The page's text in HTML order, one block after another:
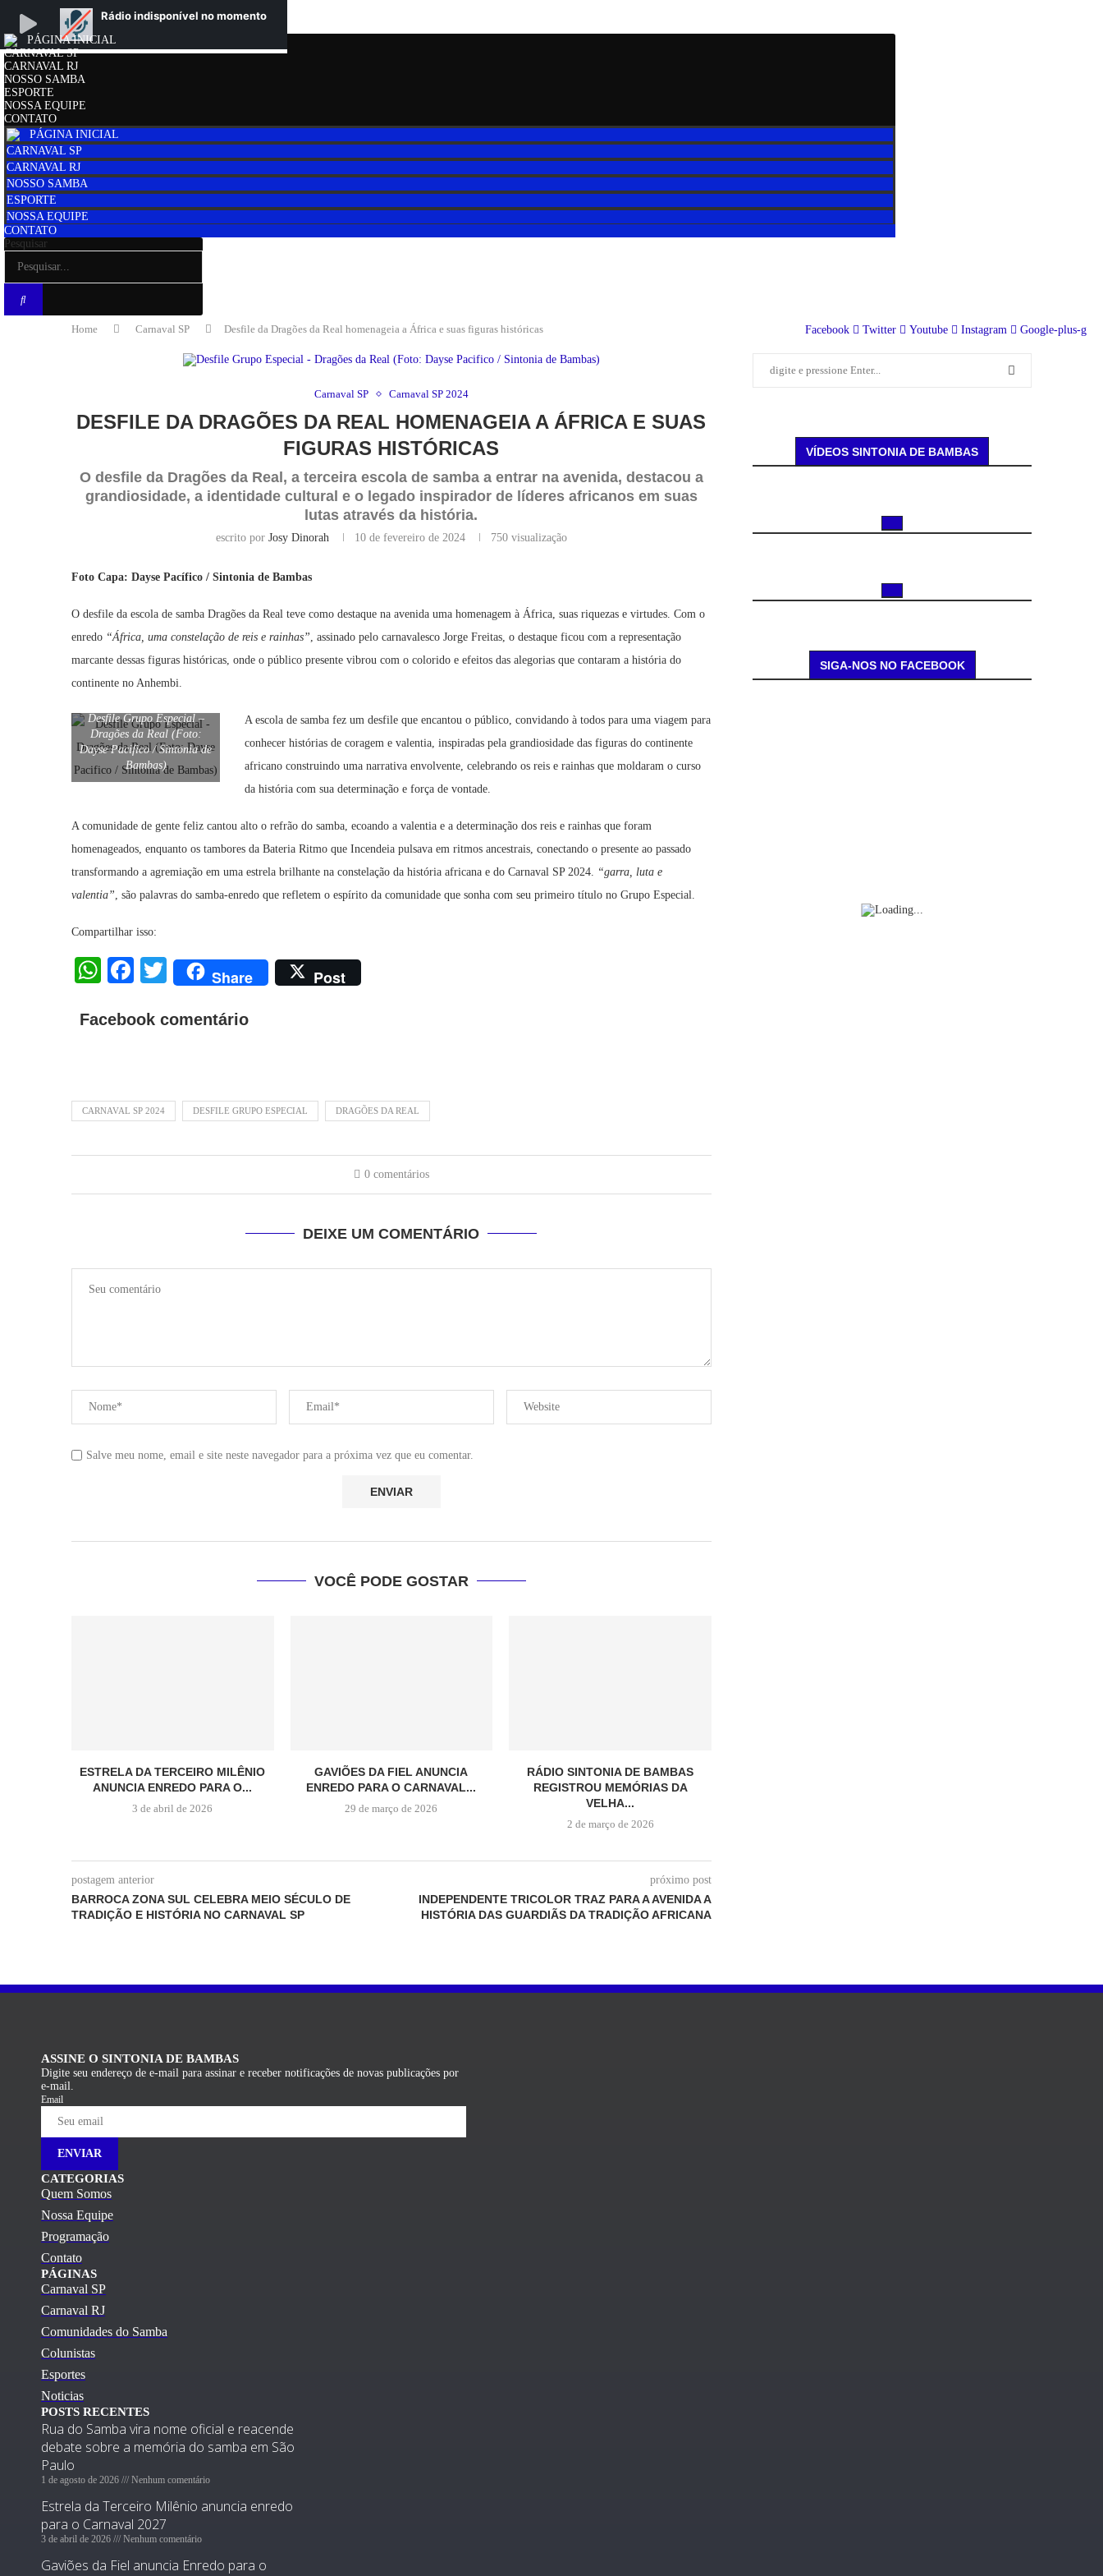
PÁGINA INICIAL
CARNAVAL SP
CARNAVAL RJ
NOSSO SAMBA
ESPORTE
NOSSA EQUIPE
CONTATO
PÁGINA INICIAL
CARNAVAL SP
CARNAVAL RJ
NOSSO SAMBA
ESPORTE
NOSSA EQUIPE
CONTATO
Pesquisar
Facebook Twitter Youtube Instagram Google-plus-g
Home Carnaval SP Desfile da Dragões da Real homenageia a África e suas figuras históricas
Carnaval SP Carnaval SP 2024
DESFILE DA DRAGÕES DA REAL HOMENAGEIA A ÁFRICA E SUAS
FIGURAS HISTÓRICAS
O desfile da Dragões da Real, a terceira escola de samba a entrar na avenida, destacou a
grandiosidade, a identidade cultural e o legado inspirador de líderes africanos em suas
lutas através da história.
escrito por Josy Dinorah 10 de fevereiro de 2024 750visualização
Foto Capa: Dayse Pacífico / Sintonia de Bambas
O desfile da escola de samba Dragões da Real teve como destaque na avenida uma homenagem à África, suas riquezas e virtudes. Com o
enredo “África, uma constelação de reis e rainhas”, assinado pelo carnavalesco Jorge Freitas, o destaque ficou com a representação
marcante dessas figuras históricas, onde o público presente vibrou com o colorido e efeitos das alegorias que contaram a história do
continente no Anhembi.
Desfile Grupo Especial –
Dragões da Real (Foto:
Dayse Pacifico / Sintonia de
Bambas)
A escola de samba fez um desfile que encantou o público, convidando à todos para uma viagem para
conhecer histórias de coragem e valentia, inspiradas pela grandiosidade das figuras do continente
africano construindo uma narrativa envolvente, celebrando os reis e rainhas que moldaram o curso
da história com sua determinação e força de vontade.
A comunidade de gente feliz cantou alto o refrão do samba, ecoando a valentia e a determinação dos reis e rainhas que foram
homenageados, enquanto os tambores da Bateria Ritmo que Incendeia pulsava em ritmos ancestrais, conectando o presente ao passado
transformando a agremiação em uma estrela brilhante na constelação da história africana e do Carnaval SP 2024. “garra, luta e
valentia”, são palavras do samba-enredo que refletem o espírito da comunidade que sonha com seu primeiro título no Grupo Especial.
Compartilhar isso:
WhatsApp
Facebook
Twitter
Share Post
Facebook comentário
CARNAVAL SP 2024 DESFILE GRUPO ESPECIAL DRAGÕES DA REAL
0 comentários
DEIXE UM COMENTÁRIO
Salve meu nome, email e site neste navegador para a próxima vez que eu comentar.
VOCÊ PODE GOSTAR
ESTRELA DA TERCEIRO MILÊNIO
ANUNCIA ENREDO PARA O...
3 de abril de 2026
GAVIÕES DA FIEL ANUNCIA
ENREDO PARA O CARNAVAL...
29 de março de 2026
RÁDIO SINTONIA DE BAMBAS
REGISTROU MEMÓRIAS DA
VELHA...
2 de março de 2026
postagem anterior
BARROCA ZONA SUL CELEBRA MEIO SÉCULO DE
TRADIÇÃO E HISTÓRIA NO CARNAVAL SP
próximo post
INDEPENDENTE TRICOLOR TRAZ PARA A AVENIDA A
HISTÓRIA DAS GUARDIÃS DA TRADIÇÃO AFRICANA
VÍDEOS SINTONIA DE BAMBAS
SIGA-NOS NO FACEBOOK
ASSINE O SINTONIA DE BAMBAS
Digite seu endereço de e-mail para assinar e receber notificações de novas publicações por
e-mail.
Email
ENVIAR
CATEGORIAS
Quem Somos
Nossa Equipe
Programação
Contato
PÁGINAS
Carnaval SP
Carnaval RJ
Comunidades do Samba
Colunistas
Esportes
Noticias
POSTS RECENTES
Rua do Samba vira nome oficial e reacende
debate sobre a memória do samba em São
Paulo
1 de agosto de 2026 Nenhum comentário
Estrela da Terceiro Milênio anuncia enredo
para o Carnaval 2027
3 de abril de 2026 Nenhum comentário
Gaviões da Fiel anuncia Enredo para o